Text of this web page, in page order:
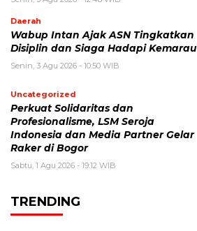
Daerah
Wabup Intan Ajak ASN Tingkatkan
Disiplin dan Siaga Hadapi Kemarau
Senin, 3 Agu 2026 - 10:50 WIB
Uncategorized
Perkuat Solidaritas dan
Profesionalisme, LSM Seroja
Indonesia dan Media Partner Gelar
Raker di Bogor
Sabtu, 1 Agu 2026 - 19:12 WIB
TRENDING